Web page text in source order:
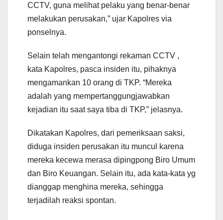
CCTV, guna melihat pelaku yang benar-benar
melakukan perusakan,” ujar Kapolres via
ponselnya.
Selain telah mengantongi rekaman CCTV ,
kata Kapolres, pasca insiden itu, pihaknya
mengamankan 10 orang di TKP. “Mereka
adalah yang mempertanggungjawabkan
kejadian itu saat saya tiba di TKP,” jelasnya.
Dikatakan Kapolres, dari pemeriksaan saksi,
diduga insiden perusakan itu muncul karena
mereka kecewa merasa dipingpong Biro Umum
dan Biro Keuangan. Selain itu, ada kata-kata yg
dianggap menghina mereka, sehingga
terjadilah reaksi spontan.